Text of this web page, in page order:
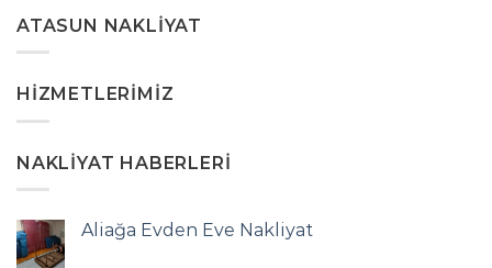
ATASUN NAKLIYAT
HIZMETLERIMIZ
NAKLIYAT HABERLERI
Aliağa Evden Eve Nakliyat